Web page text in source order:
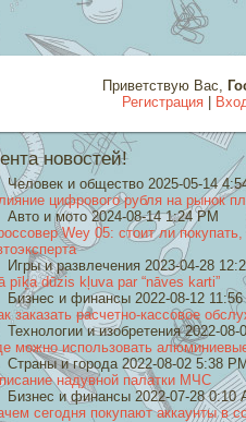
Приветствую Вас,
Регистрация
новостей!
Человек и общество 2025-05-14
цифрового рубля на рынок
Авто и мото 2024-08-14 1:24 PM
Wey 05: стоит ли
Игры и развлечения 2023-04-28
pīķa dūzis kļuva par “nāves karti”
Бизнес и финансы 2022-08-12 11:56
заказать расчетно-кассовое
Технологии и изобретения 2022-08-
можно использовать
Страны и города 2022-08-02 5:38 PM
надувной палатки МЧС
Бизнес и финансы 2022-07-28 0:10
сегодня покупают аккаунты в